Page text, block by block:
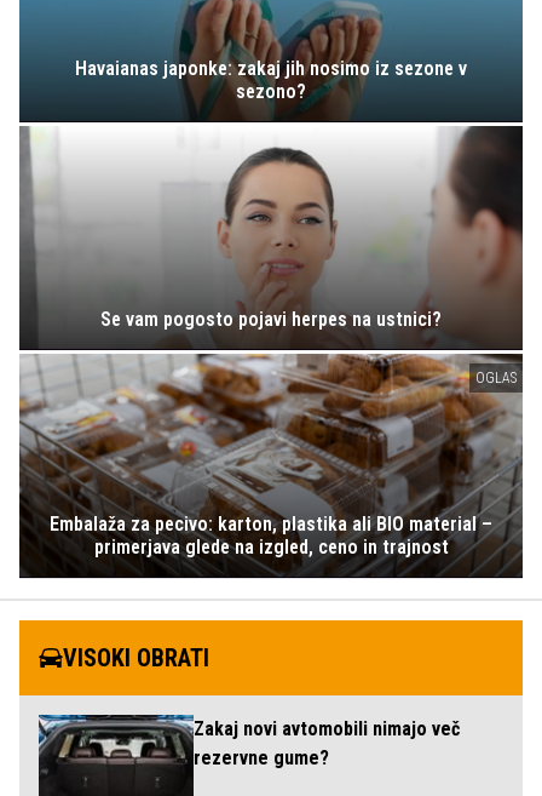
Havaianas japonke: zakaj jih nosimo iz sezone v
sezono?
Se vam pogosto pojavi herpes na ustnici?
OGLAS
Embalaža za pecivo: karton, plastika ali BIO material –
primerjava glede na izgled, ceno in trajnost
VISOKI OBRATI
Zakaj novi avtomobili nimajo več
rezervne gume?